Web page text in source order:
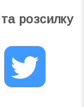
розсилку